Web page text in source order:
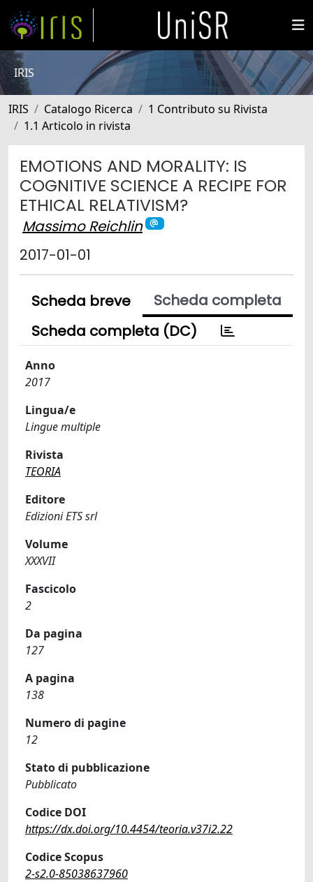
IRIS
IRIS Catalogo Ricerca
1 Contributo su Rivista
1.1 Articolo in rivista
EMOTIONS AND MORALITY: IS
COGNITIVE SCIENCE A RECIPE FOR
ETHICAL RELATIVISM?
Massimo Reichlin
2017-01-01
Scheda breve
Scheda completa
Scheda completa (DC)
Anno
2017
Lingua/e
Lingue multiple
Rivista
TEORIA
Editore
Edizioni ETS srl
Volume
XXXVII
Fascicolo
2
Da pagina
127
A pagina
138
Numero di pagine
12
Stato di pubblicazione
Pubblicato
Codice DOI
https://dx.doi.org/10.4454/teoria.v37i2.22
Codice Scopus
2-s2.0-85038637960